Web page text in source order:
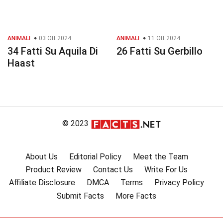
ANIMALI 03 Ott 2024
34 Fatti Su Aquila Di
Haast
ANIMALI 11 Ott 2024
26 Fatti Su Gerbillo
© 2023
About Us Editorial Policy
Meet the Team
Product Review
Contact Us
Write For Us
Affiliate Disclosure
DMCA Terms
Privacy Policy
Submit Facts
More Facts